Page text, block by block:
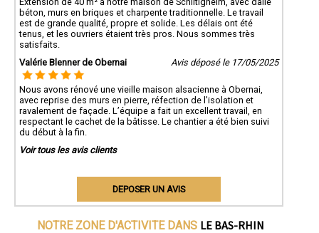
béton, murs en briques et charpente traditionnelle. Le travail
est de grande qualité, propre et solide. Les délais ont été
tenus, et les ouvriers étaient très pros. Nous sommes très
satisfaits.
Valérie Blenner de Obernai
Avis déposé le 17/05/2025
Nous avons rénové une vieille maison alsacienne à Obernai,
avec reprise des murs en pierre, réfection de l’isolation et
ravalement de façade. L’équipe a fait un excellent travail, en
respectant le cachet de la bâtisse. Le chantier a été bien suivi
du début à la fin.
Voir tous les avis clients
DEPOSER UN AVIS
NOTRE ZONE D'ACTIVITE DANS LE BAS-RHIN